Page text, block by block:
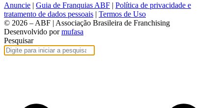
Anuncie | Guia de Franquias ABF | Política de privacidade e
tratamento de dados pessoais | Termos de Uso
© 2026 – ABF | Associação Brasileira de Franchising
Desenvolvido pormufasa
Pesquisar